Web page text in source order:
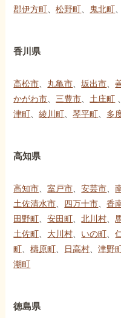
郡伊方町 、松野町 鬼北町
香川県
高松市 丸亀市 、坂出市 、
かがわ市
三豊市 土庄町
津町 、綾川町 、琴平町 多
高知県
高知市 、室戸市 、安芸市 、
土佐清水市
四万十市 、香
田野町 、安田町 、北川村
土佐町
大川村 いの町 、
町 、檮原町 日高村 、津野
潮町
徳島県